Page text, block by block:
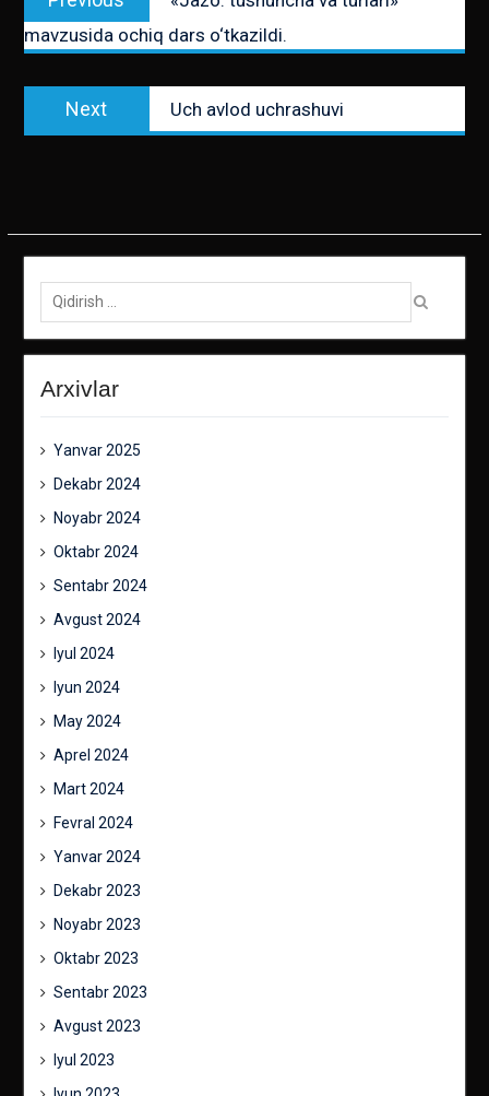
menyusi post:
mavzusida ochiq dars o‘tkazildi.
Next
post:
Uch avlod uchrashuvi
Qidirish:
Arxivlar
Yanvar 2025
Dekabr 2024
Noyabr 2024
Oktabr 2024
Sentabr 2024
Avgust 2024
Iyul 2024
Iyun 2024
May 2024
Aprel 2024
Mart 2024
Fevral 2024
Yanvar 2024
Dekabr 2023
Noyabr 2023
Oktabr 2023
Sentabr 2023
Avgust 2023
Iyul 2023